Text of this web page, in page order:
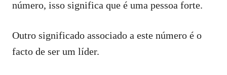
número, isso significa que é uma pessoa forte.
Outro significado associado a este número é o
facto de ser um líder.